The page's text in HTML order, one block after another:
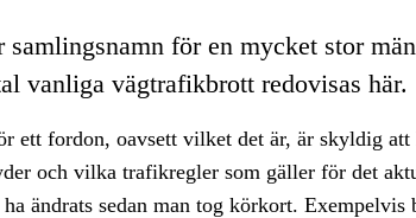
samlingsnamn för en mycket stor
vanliga vägtrafikbrott redovisas här.
ett fordon, oavsett vilket det är, är skyldig
och vilka trafikregler som gäller för det
ändrats sedan man tog körkort. Exempelvis